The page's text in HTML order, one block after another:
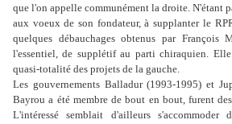
que l'on appelle communément la droite. N'étant
aux voeux de son fondateur, à supplanter le
quelques débauchages obtenus par
l'essentiel, de supplétif au parti chiraquien.
quasi-totalité des projets de la gauche.
Les gouvernements Balladur (1993-1995) et
Bayrou a été membre de bout en bout, furent
L'intéressé semblait d'ailleurs